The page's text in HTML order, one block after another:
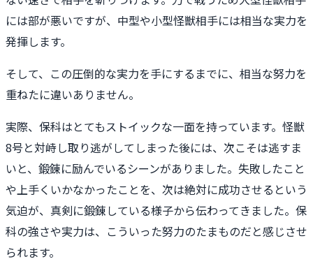
には部が悪いですが、中型や小型怪獣相手には相当な実力を
発揮します。
そして、この圧倒的な実力を手にするまでに、相当な努力を
重ねたに違いありません。
実際、保科はとてもストイックな一面を持っています。怪獣
8号と対峙し取り逃がしてしまった後には、次こそは逃すま
いと、鍛錬に励んでいるシーンがありました。失敗したこと
や上手くいかなかったことを、次は絶対に成功させるという
気迫が、真剣に鍛錬している様子から伝わってきました。保
科の強さや実力は、こういった努力のたまものだと感じさせ
られます。